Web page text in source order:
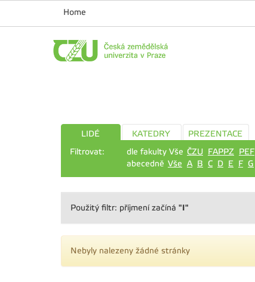
Home
LIDÉ KATEDRY
PREZENTACE
Filtrovat:
dle fakulty Vše ČZU FAPPZ PEF
abecedně Vše A B C D E F G
Použitý filtr: příjmení začíná "I"
Nebyly nalezeny žádné stránky